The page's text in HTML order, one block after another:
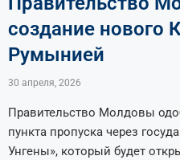
создание нового
Румынией
30 апреля, 2026
Правительство Молдовы
пункта пропуска через
Унгены», который будет